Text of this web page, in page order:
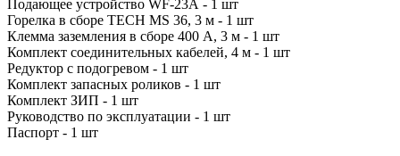
Подающее устройство WF-23А - 1 шт
Горелка в сборе TECH MS 36, 3 м - 1 шт
Клемма заземления в сборе 400 А, 3 м - 1 шт
Комплект соединительных кабелей, 4 м - 1 шт
Редуктор с подогревом - 1 шт
Комплект запасных роликов - 1 шт
Комплект ЗИП - 1 шт
Руководство по эксплуатации - 1 шт
Паспорт - 1 шт